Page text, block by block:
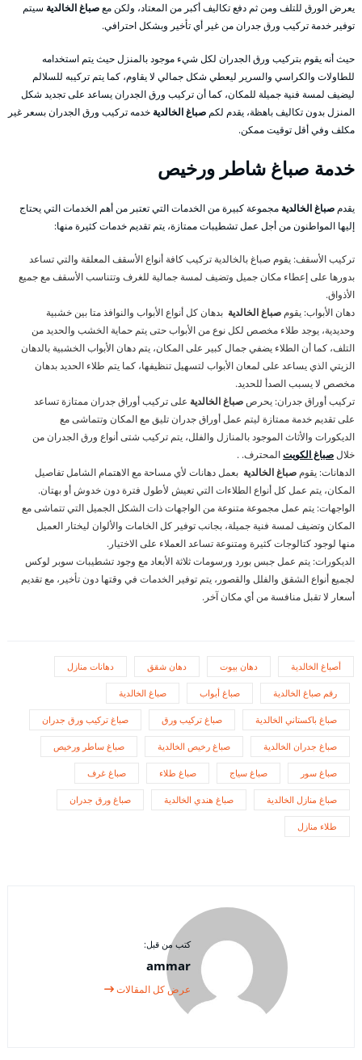
يعرض الورق للتلف ومن ثم دفع تكاليف أكبر من المعتاد، ولكن معصباغ الخالدية سيتم
توفير خدمة تركيب ورق جدران من غير أي تأخير وبشكل احترافي.
حيث أنه يقوم بتركيب ورق الجدران لكل شيء موجود بالمنزل حيث يتم استخدامه
للطاولات والكراسي والسرير ليعطي شكل جمالي لا يقاوم، كما يتم تركيبه للسلالم
ليضيف لمسة فنية جميلة للمكان، كما أن تركيب ورق الجدران يساعد على تجديد شكل
المنزل بدون تكاليف باهظة، يقدم لكم صباغ الخالدية خدمه تركيب ورق الجدران بسعر غير
مكلف وفي أقل توقيت ممكن.
خدمة صباغ شاطر ورخيص
يقدم صباغ الخالدية مجموعة كبيرة من الخدمات التي تعتبر من أهم الخدمات التي يحتاج
إليها المواطنون من أجل عمل تشطيبات ممتازة، يتم تقديم خدمات كثيرة منها:
تركيب الأسقف: يقوم صباغ بالخالدية تركيب كافة أنواع الأسقف المعلقة والتي تساعد
بدورها على إعطاء مكان جميل وتضيف لمسة جمالية للغرف وتتناسب الأسقف مع جميع
الأذواق.
دهان الأبواب: يقوم صباغ الخالدية بدهان كل أنواع الأبواب والنوافذ متا بين خشبية
وحديدية، يوجد طلاء مخصص لكل نوع من الأبواب حتى يتم حماية الخشب والحديد من
التلف، كما أن الطلاء يضفي جمال كبير على المكان، يتم دهان الأبواب الخشبية بالدهان
الزيتي الذي يساعد على لمعان الأبواب لتسهيل تنظيفها، كما يتم طلاء الحديد بدهان
مخصص لا يسبب الصدأ للحديد.
تركيب أوراق جدران: يحرصصباغ الخالدية على تركيب أوراق جدران ممتازة تساعد
على تقديم خدمة ممتازة ليتم عمل أوراق جدران تليق مع المكان وتتماشى مع
الديكورات والأثاث الموجود بالمنازل والفلل، يتم تركيب شتى أنواع ورق الجدران من
خلالصباغ الكويتالمحترف. .
الدهانات: يقوم صباغ الخالدية بعمل دهانات لأي مساحة مع الاهتمام الشامل تفاصيل
المكان، يتم عمل كل أنواع الطلاءات التي تعيش لأطول فترة دون خدوش أو بهتان.
الواجهات: يتم عمل مجموعة متنوعة من الواجهات ذات الشكل الجميل التي تتماشى مع
المكان وتضيف لمسة فنية جميلة، بجانب توفير كل الخامات والألوان ليختار العميل
منها لوجود كتالوجات كثيرة ومتنوعة تساعد العملاء على الاختيار.
الديكورات: يتم عمل جبس بورد ورسومات ثلاثة الأبعاد مع وجود تشطيبات سوبر لوكس
لجميع أنواع الشقق والفلل والقصور، يتم توفير الخدمات في وقتها دون تأخير، مع تقديم
أسعار لا تقبل منافسة من أي مكان آخر.
أصباغ الخالدية دهان بيوت دهان شقق دهانات منازل
رقم صباغ الخالدية صباغ أبواب صباغ الخالدية
صباغ باكستاني الخالدية صباغ تركيب ورق صباغ تركيب ورق جدران
صباغ جدران الخالدية صباغ رخيص الخالدية صباغ ساطر ورخيص
صباغ سور صباغ سياج صباغ طلاء صباغ غرف
صباغ منازل الخالدية صباغ هندي الخالدية صباغ ورق جدران
طلاء منازل
كتب من قبل:
ammar
عرض كل المقالات